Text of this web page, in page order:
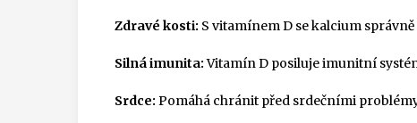
Zdravé kosti: S vitamínem D se kalcium
Silná imunita:Vitamín D posiluje imunitní
Srdce: Pomáhá chránit před srdečními